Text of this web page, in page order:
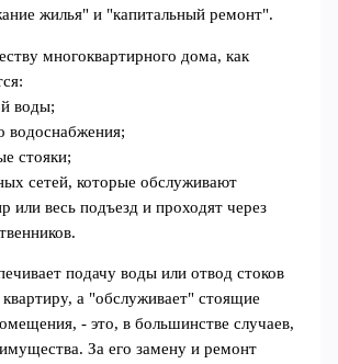
жилья" и "капитальный ремонт".
многоквартирного дома, как
воды;
водоснабжения;
стояки;
сетей, которые обслуживают
или весь подъезд и проходят через
подачу воды или отвод стоков
а "обслуживает" стоящие
- это, в большинстве случаев,
За его замену и ремонт